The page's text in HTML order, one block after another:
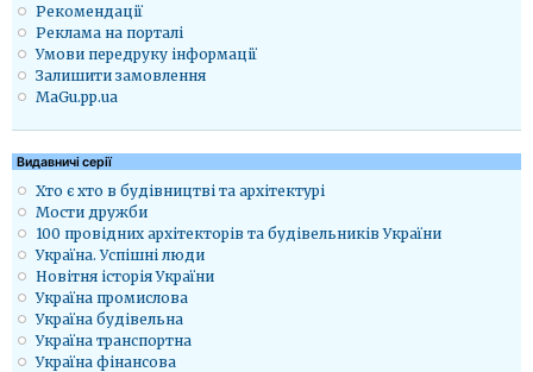
Рекомендації
Реклама на порталі
Умови передруку інформації
Залишити замовлення
MaGu.pp.ua
Видавничі серії
Хто є хто в будівництві та архітектурі
Мости дружби
100 провідних архітекторів та будівельників України
Україна. Успішні люди
Новітня історія України
Україна промислова
Україна будівельна
Україна транспортна
Україна фінансова